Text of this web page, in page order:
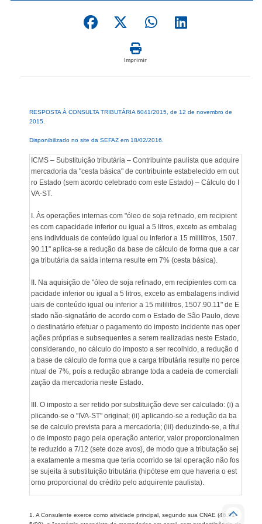
Imprimir
RESPOSTA À CONSULTA TRIBUTÁRIA 6041/2015, de 12 de novembro de
2015.
Disponibilizado no site da SEFAZ em 18/02/2016.
ICMS – Substituição tributária – Contribuinte paulista que adquire
mercadoria da "cesta básica" de contribuinte estabelecido em out
ro Estado (sem acordo celebrado com este Estado) – Cálculo do I
VA-ST.
I. Às operações internas com "óleo de soja refinado, em recipient
es com capacidade inferior ou igual a 5 litros, exceto as embalag
ens individuais de conteúdo igual ou inferior a 15 mililitros, 1507.
90.11" aplica-se a redução da base de cálculo de forma que a car
ga tributária da saída interna resulte em 7% (cesta básica).
II. Na aquisição de "óleo de soja refinado, em recipientes com ca
pacidade inferior ou igual a 5 litros, exceto as embalagens individ
uais de conteúdo igual ou inferior a 15 mililitros, 1507.90.11" de E
stado não-signatário de acordo com o Estado de São Paulo, deve
o destinatário efetuar o pagamento do imposto incidente nas oper
ações próprias e subsequentes a serem realizadas neste Estado,
considerando, no cálculo do imposto a ser recolhido, a redução d
a base de cálculo de forma que a carga tributária resulte no perce
ntual de 7%, pois a redução abrange toda a cadeia de comerciali
zação da mercadoria neste Estado.
III. O imposto a ser retido por substituição deve ser calculado: (i) a
plicando-se o "IVA-ST" original; (ii) aplicando-se a redução da ba
se de calculo prevista para a mercadoria; (iii) deduzindo-se, a títul
o de imposto pago pela operação anterior, valor proporcionalmen
te reduzido a 7/12 (sete doze avos), de modo que a tributação sej
a exatamente a mesma que teria ocorrido se tal operação não fos
se sujeita à substituição tributária (hipótese em que haveria o est
orno proporcional do crédito pelo adquirente paulista).
1. A Consulente exerce como atividade principal, segundo sua CNAE (46.91-